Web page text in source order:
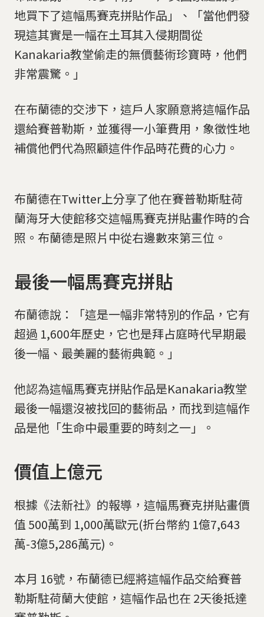
地買下了這幅馬賽克拼貼作品」、「當他們發
現這其實是一幅在土耳其入侵期間從
Kanakaria教堂偷走的無價藝術珍寶時，他們
非常震驚。」
在布蘭德的交涉下，這戶人家願意將這幅作品
還給賽普勒斯，並獲得一小筆費用，象徵性地
補償他們代為照顧這件作品時花費的心力。
布蘭德在Twitter上分享了他在賽普勒斯駐荷
蘭海牙大使館移交這幅馬賽克拼貼畫作時的合
照。布蘭德是照片中從右邊數來第三位。
最後一幅馬賽克拼貼
布蘭德說：「這是一幅非常特別的作品，它有
超過 1,600年歷史，它也是拜占庭時代早期最
後一幅、最美麗的藝術典範。」
他認為這幅馬賽克拼貼作品是Kanakaria教堂
最後一幅還沒被找回的藝術品，而找到這幅作
品是他「生命中最重要的時刻之一」。
價值上億元
根據《法新社》的報導，這幅馬賽克拼貼畫價
值 500萬到 1,000萬歐元(折台幣約 1億7,643
萬-3億5,286萬元)。
本月 16號，布蘭德已經將這幅作品交給賽普
勒斯駐荷蘭大使館，這幅作品也在 2天後抵達